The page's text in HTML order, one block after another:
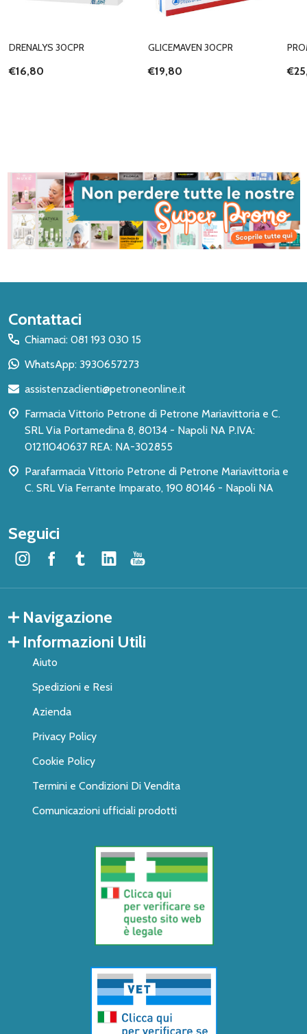
DRENALYS 30CPR
€16,80
GLICEMAVEN 30CPR
€19,80
Inizio
del
piè
pagina
Contattaci
Chiamaci: 081 193 030 15
WhatsApp: 3930657273
assistenzaclienti@petroneonline.it
Farmacia Vittorio Petrone di Petrone Mariavittoria e C.
SRL Via Portamedina 8, 80134 - Napoli NA P.IVA:
01211040637 REA: NA-302855
Parafarmacia Vittorio Petrone di Petrone Mariavittoria e
C. SRL Via Ferrante Imparato, 190 80146 - Napoli NA
Seguici
Navigazione
Informazioni Utili
Aiuto
Spedizioni e Resi
Azienda
Privacy Policy
Cookie Policy
Termini e Condizioni Di Vendita
Comunicazioni ufficiali prodotti